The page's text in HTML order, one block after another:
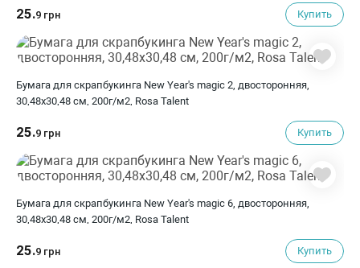
25.9 грн Купить
Бумага для скрапбукинга New Year's magic 2, двосторонняя,
30,48х30,48 см, 200г/м2, Rosa Talent
25.9 грн Купить
Бумага для скрапбукинга New Year's magic 6, двосторонняя,
30,48х30,48 см, 200г/м2, Rosa Talent
25.9 грн Купить